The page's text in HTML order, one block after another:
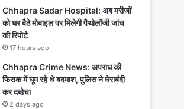
Chhapra Sadar Hospital: अब मरीजों
को घर बैठे मोबाइल पर मिलेगी पैथोलॉजी जांच
की रिपोर्ट
17 hours ago
Chhapra Crime News: अपराध की
फिराक में घूम रहे थे बदमाश, पुलिस ने घेराबंदी
कर दबोचा
2 days ago